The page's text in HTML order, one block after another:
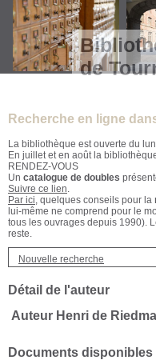
de
Recherche en ligne
La bibliothèque est ouverte du
En juillet et en août la
RENDEZ-VOUS
Un catalogue de doubles
Suivre ce lien.
Par ici, quelques conseils pour la
lui-même ne comprend pour le
tous les ouvrages depuis 1990).
reste.
Nouvelle recherche
Détail de l'auteur
Auteur Henri de
Documents